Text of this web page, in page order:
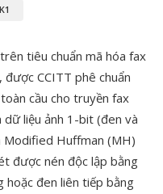
tiêu chuẩn mã hóa fax
được CCITT phê chuẩn
cầu cho truyền fax
dữ liệu ảnh 1-bit (đen và
Modified Huffman (MH)
được nén độc lập bằng
hoặc đen liên tiếp bằng